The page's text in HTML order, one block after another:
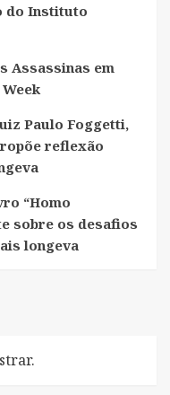
do Instituto
Assassinas em
Paulo Foggetti,
reflexão
“Homo
sobre os desafios
longeva